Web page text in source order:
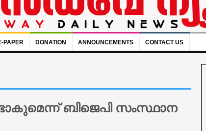
PAPER DONATION ANNOUNCEMENTS CONTACT US
ബിജെപി സംസ്ഥാന